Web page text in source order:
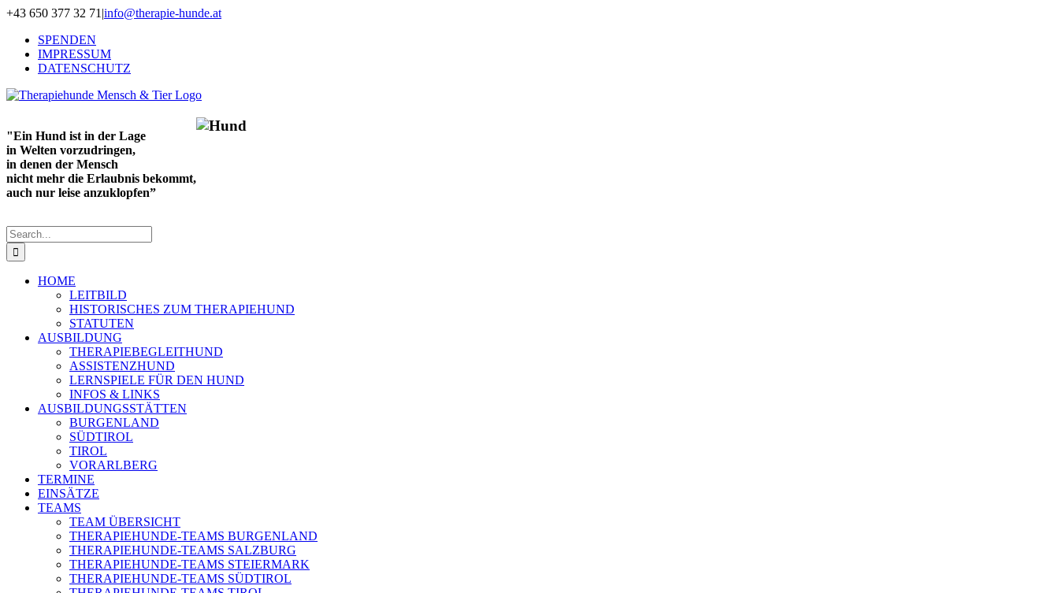
Skip
content
+43 650 377 32 71 |info@therapie-hunde.at
SPENDEN
IMPRESSUM
DATENSCHUTZ
"Ein Hund ist in der Lage
in Welten vorzudringen,
in denen der Mensch
nicht mehr die Erlaubnis bekommt,
auch nur leise anzuklopfen”
Search
for:
HOME
LEITBILD
HISTORISCHES ZUM THERAPIEHUND
STATUTEN
AUSBILDUNG
THERAPIEBEGLEITHUND
ASSISTENZHUND
LERNSPIELE FÜR DEN HUND
INFOS & LINKS
AUSBILDUNGSSTÄTTEN
BURGENLAND
SÜDTIROL
TIROL
VORARLBERG
TERMINE
EINSÄTZE
TEAMS
TEAM ÜBERSICHT
THERAPIEHUNDE-TEAMS BURGENLAND
THERAPIEHUNDE-TEAMS SALZBURG
THERAPIEHUNDE-TEAMS STEIERMARK
THERAPIEHUNDE-TEAMS SÜDTIROL